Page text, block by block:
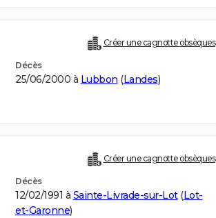
Créer une cagnotte obsèques
Décès
25/06/2000 à Lubbon (Landes)
Créer une cagnotte obsèques
Décès
12/02/1991 à Sainte-Livrade-sur-Lot(Lot-
et-Garonne)